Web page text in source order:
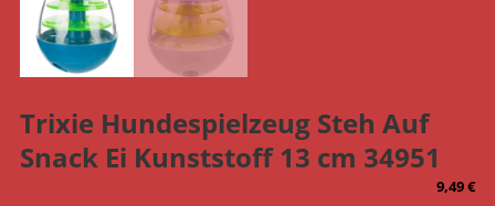
Trixie Hundespielzeug Steh Auf
Snack Ei Kunststoff 13 cm 34951
9,49€